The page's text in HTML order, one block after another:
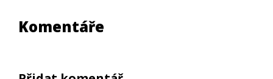
Komentáře